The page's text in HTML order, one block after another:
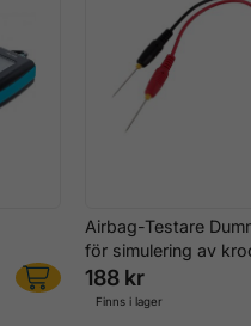
Airbag-Testare
för simulering av
188 kr
Finns i lager